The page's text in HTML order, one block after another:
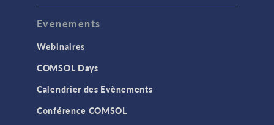
Evenements
Webinaires
COMSOL Days
Calendrier des Evènements
Conférence COMSOL